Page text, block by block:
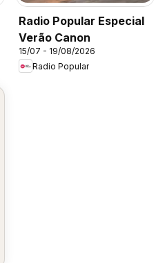
Radio Popular Especial
Verão Canon
15/07 - 19/08/2026
Radio Popular